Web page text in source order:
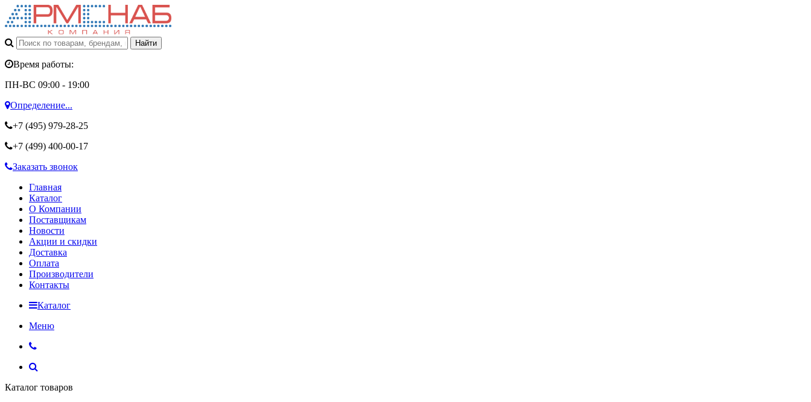
Время работы:
ПН-ВС 09:00 - 19:00
Определение...
+7 (495) 979-28-25
+7 (499) 400-00-17
Заказать звонок
Главная
Каталог
О Компании
Поставщикам
Новости
Акции и скидки
Доставка
Оплата
Производители
Контакты
Каталог
Меню
Каталог товаров